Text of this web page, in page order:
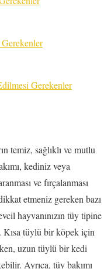
Gerekenler
temiz, sağlıklı ve mutlu
kediniz veya
ve fırçalanması
etmeniz gereken bazı
hayvanınızın tüy tipine
Kısa tüylü bir köpek için
uzun tüylü bir kedi
Ayrıca, tüy bakımı